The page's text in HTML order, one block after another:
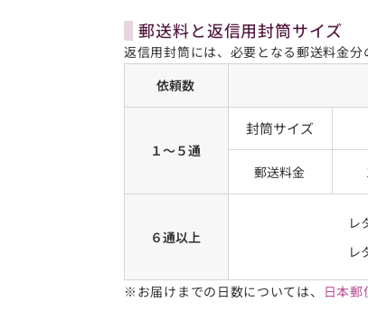
郵送料と返信用封筒サイズ
返信用封筒には、必要となる郵送料金
依頼数
１～５通
封筒サイズ
郵送料金
６通以上
レ
レ
※お届けまでの日数については、 日本